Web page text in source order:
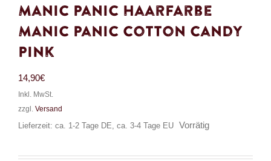
Manic Panic Haarfarbe
Manic Panic Cotton Candy
Pink
14,90€
Inkl. MwSt.
zzgl. Versand
Lieferzeit: ca. 1-2 Tage DE, ca. 3-4 Tage EU
Vorrätig